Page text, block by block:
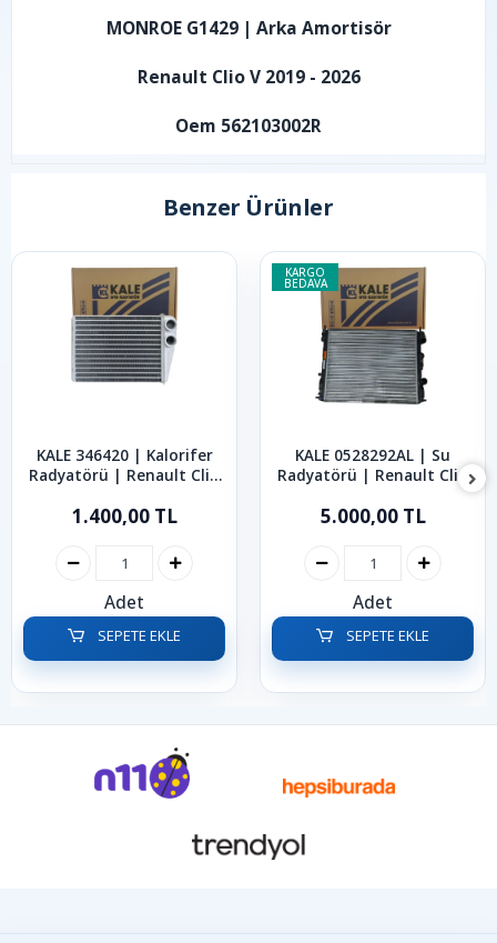
MONROE G1429 | Arka Amortisör
Renault Clio V 2019 - 2026
Oem 562103002R
Benzer Ürünler
KALE 346420 | Kalorifer
Radyatörü | Renault Clio
1.400,00 TL
Adet
SEPETE EKLE
KARGO
BEDAVA
KALE 0528292AL | Su
Radyatörü | Renault Clio
dCi-1.6
5.000,00 TL
Adet
SEPETE EKLE